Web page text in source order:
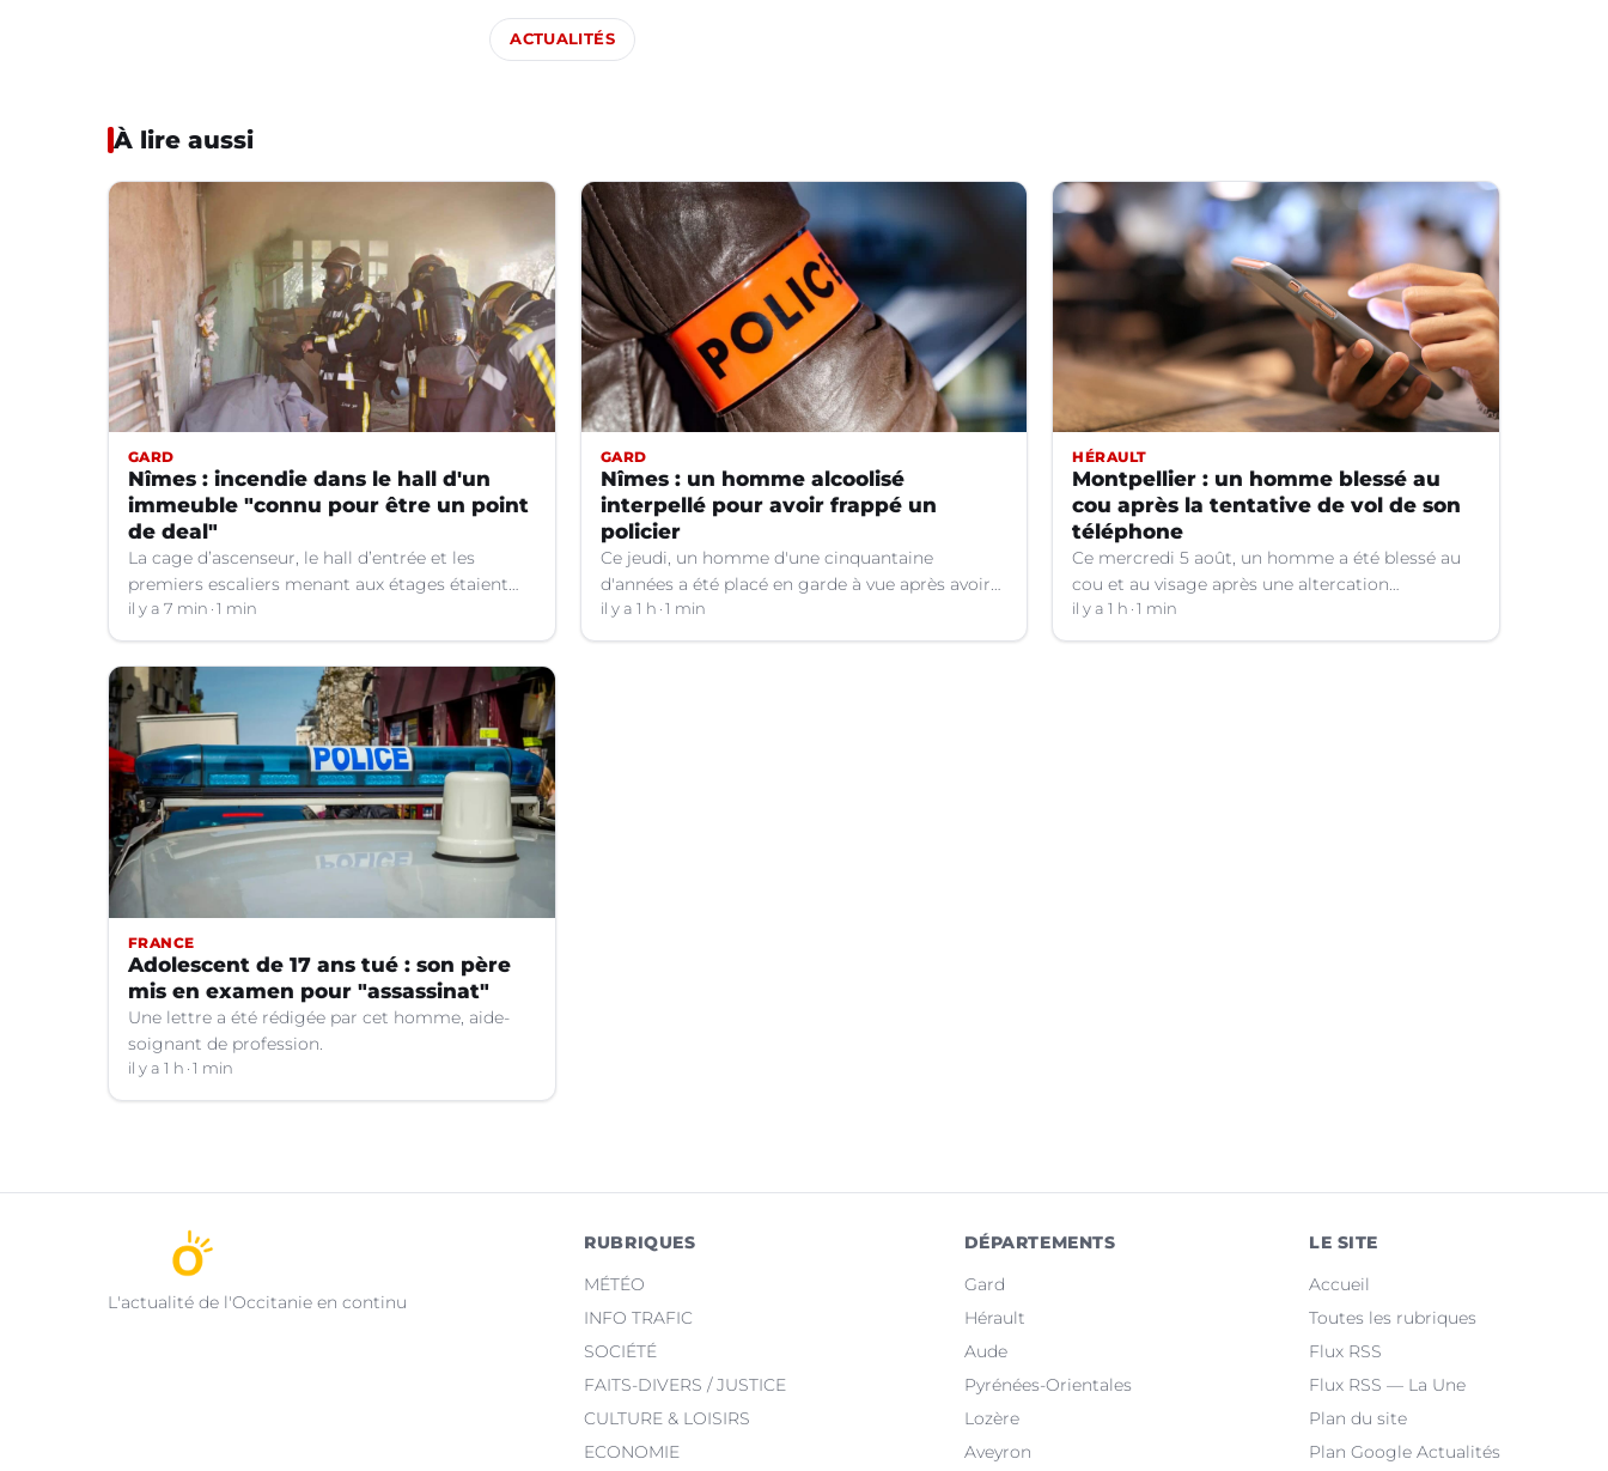
ACTUALITÉS
À lire aussi
GARD
Nîmes : incendie dans le hall d'un
immeuble "connu pour être un point
de deal"
La cage d’ascenseur, le hall d’entrée et les
premiers escaliers menant aux étages étaient
noircis et brûlés.
il y a 7 min 1 min
GARD
Nîmes : un homme alcoolisé
interpellé pour avoir frappé un
policier
Ce jeudi, un homme d'une cinquantaine
d'années a été placé en garde à vue après avoir
frappé un policier hors service à Nîmes (Gard).
il y a 1 h 1 min
HÉRAULT
Montpellier : un homme blessé au
cou après la tentative de vol de son
téléphone
Ce mercredi 5 août, un homme a été blessé au
cou et au visage après une altercation
concernant un téléphone portable à Montpellier
(Hérault).
il y a 1 h 1 min
FRANCE
Adolescent de 17 ans tué : son père
mis en examen pour "assassinat"
Une lettre a été rédigée par cet homme, aide-
soignant de profession.
il y a 1 h 1 min
L'actualité de l'Occitanie en continu
RUBRIQUES
MÉTÉO
INFO TRAFIC
SOCIÉTÉ
FAITS-DIVERS / JUSTICE
CULTURE & LOISIRS
ECONOMIE
DÉPARTEMENTS
Gard
Hérault
Aude
Pyrénées-Orientales
Lozère
Aveyron
LE SITE
Accueil
Toutes les rubriques
Flux RSS
Flux RSS — La Une
Plan du site
Plan Google Actualités